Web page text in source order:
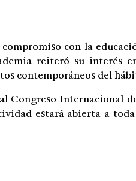
con la
reiteró su interés
contemporáneos del
Congreso Internacional
estará abierta a